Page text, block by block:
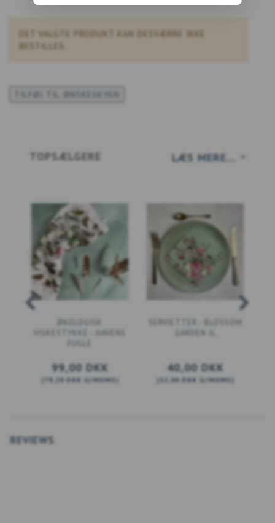
DET VALGTE PRODUKT KAN DESVÆRRE IKKE
BESTILLES.
TILFØJ TIL ØNSKESKYEN
LÆS MERE...
TOPSÆLGERE
ØKOLOGISK
VISKESTYKKE - HAVENS
99,00 DKK
79,20 DKK U/MOMS
SERVIETTER - BLOSSOM
GARDEN JL
40,00 DKK
32,00 DKK U/MOMS
REVIEWS